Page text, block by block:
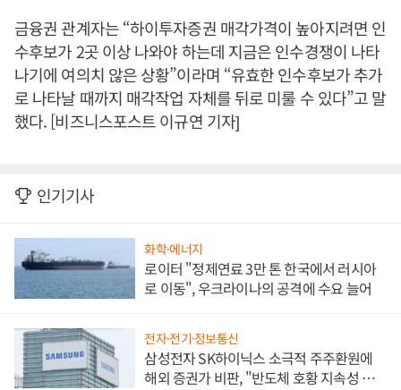
금융권 관계자는 “하이투자증권 매각가격이 높아지려면 인
수후보가 2곳 이상 나와야 하는데 지금은 인수경쟁이 나타
나기에 여의치 않은 상황”이라며 “유효한 인수후보가 추가
로 나타날 때까지 매각작업 자체를 뒤로 미룰 수 있다”고 말
했다. [비즈니스포스트 이규연 기자]
인기기사
화학·에너지
로이터 "정제연료 3만 톤 한국에서 러시아
로 이동", 우크라이나의 공격에 수요 늘어
전자·전기·정보통신
삼성전자 SK하이닉스 소극적 주주환원에
해외 증권가 비판, "반도체 호황 지속성 의